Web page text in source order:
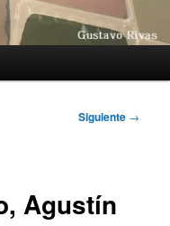
Siguiente →
Agustín